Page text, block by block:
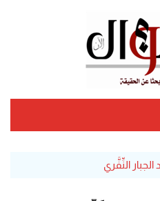
النِّفَّري